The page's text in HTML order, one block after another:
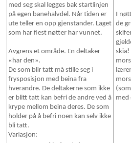
med seg skal legges bak startlinjen
på egen banehalvdel. Når tiden er
ute teller en opp gjenstander. Laget
som har flest nøtter har vunnet.
Avgrens et område. En deltaker
«har den».
De som blir tatt må stille seg i
frysposisjon med beina fra
hverandre. De deltakerne som ikke
er blitt tatt kan befri de andre ved å
krype mellom beina deres. De som
holder på å befri noen kan selv ikke
bli tatt.
Variasjon:
I
de
skia!
med